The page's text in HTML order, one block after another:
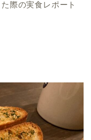
際の実食レポート